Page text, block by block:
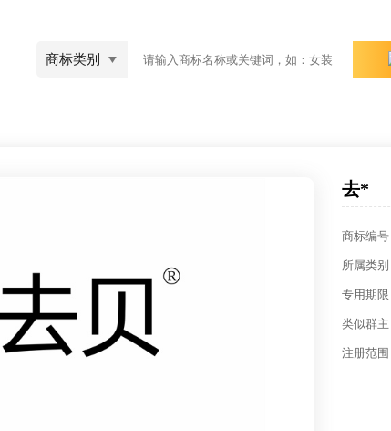
商标类别 ▼
去*
商标编号
所属类别
专用期限
类似群主
注册范围